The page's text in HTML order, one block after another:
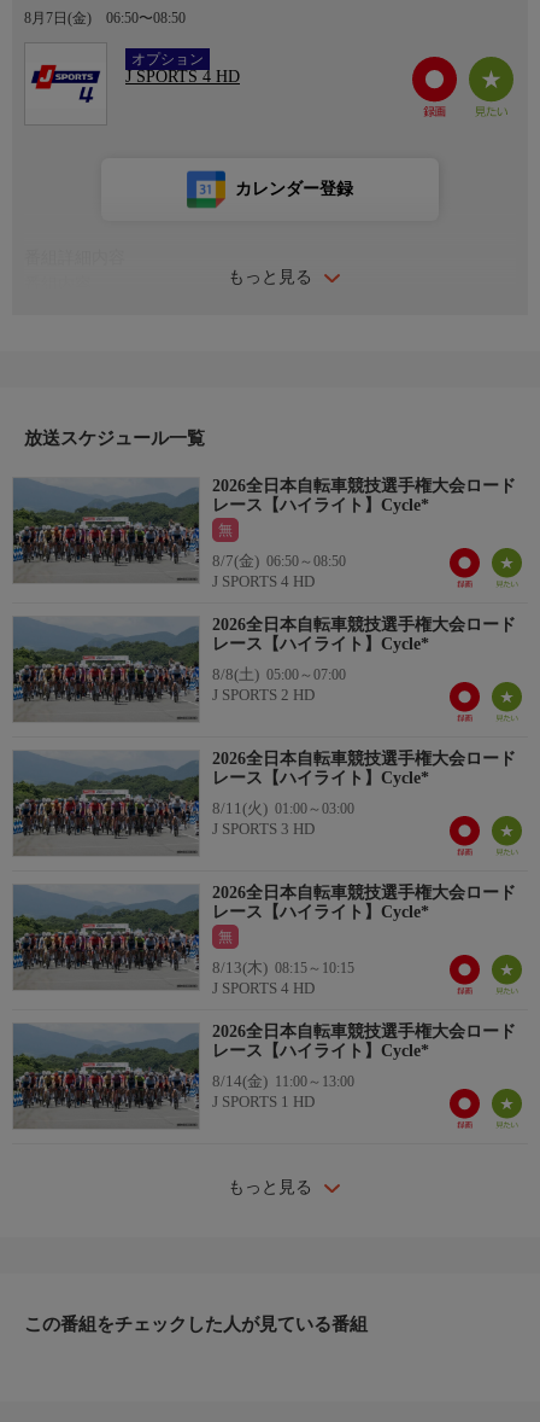
8月7日(金) 06:50〜08:50
オプション
Ch.408
J SPORTS 4 HD
もっと見る
カレンダー登録
日の丸をあしらったナショナルチャンピオンジャージを巡る熱い
【サイクルロードレース中継HP】https://www.jsports.co.jp/cycle/
放送スケジュール一覧
2026全日本自転車競技選手権大会ロード
レース【ハイライト】Cycle*
無
8/7(金) 06:50～08:50
J SPORTS 4 HD
2026全日本自転車競技選手権大会ロード
レース【ハイライト】Cycle*
8/8(土) 05:00～07:00
J SPORTS 2 HD
2026全日本自転車競技選手権大会ロード
レース【ハイライト】Cycle*
8/11(火) 01:00～03:00
J SPORTS 3 HD
2026全日本自転車競技選手権大会ロード
レース【ハイライト】Cycle*
無
8/13(木) 08:15～10:15
J SPORTS 4 HD
2026全日本自転車競技選手権大会ロード
レース【ハイライト】Cycle*
8/14(金) 11:00～13:00
J SPORTS 1 HD
もっと見る
この番組をチェックした人が見ている番組